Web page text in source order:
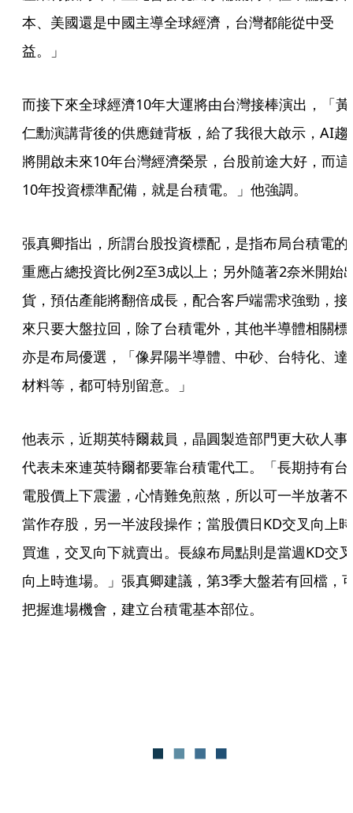
本、美國還是中國主導全球經濟，台灣都能從中受
益。」
而接下來全球經濟10年大運將由台灣接棒演出，「黃
仁勳演講背後的供應鏈背板，給了我很大啟示，AI趨
將開啟未來10年台灣經濟榮景，台股前途大好，而這
10年投資標準配備，就是台積電。」他強調。
張真卿指出，所謂台股投資標配，是指布局台積電的
重應占總投資比例2至3成以上；另外隨著2奈米開始
貨，預估產能將翻倍成長，配合客戶端需求強勁，接
來只要大盤拉回，除了台積電外，其他半導體相關標
亦是布局優選，「像昇陽半導體、中砂、台特化、達
材料等，都可特別留意。」
他表示，近期英特爾裁員，晶圓製造部門更大砍人事
代表未來連英特爾都要靠台積電代工。「長期持有台
電股價上下震盪，心情難免煎熬，所以可一半放著不
當作存股，另一半波段操作；當股價日KD交叉向上時
買進，交叉向下就賣出。長線布局點則是當週KD交叉
向上時進場。」張真卿建議，第3季大盤若有回檔，
把握進場機會，建立台積電基本部位。